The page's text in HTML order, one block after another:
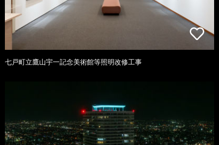
七戸町立鷹山宇一記念美術館等照明改修工事